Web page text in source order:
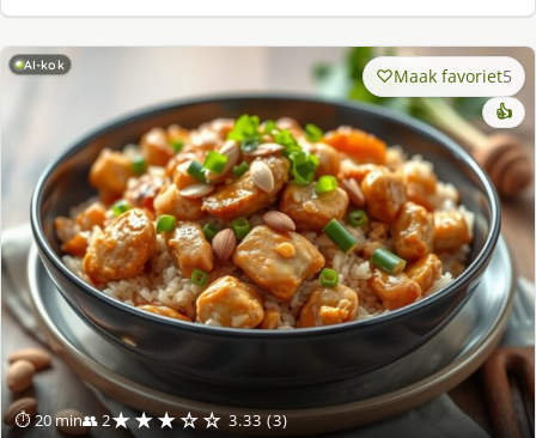
AI-kok
⏱ 20 min👥 2★★★☆☆ 3.33 (3)
Maak favoriet5
👍